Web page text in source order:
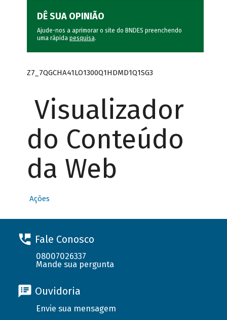
DÊ SUA OPINIÃO
Ajude-nos a aprimorar o site do BNDES preenchendo
uma rápida pesquisa.
Z7_7QGCHA41LO1300Q1HDMD1Q1SG3
Visualizador
do Conteúdo
da Web
Ações
Fale Conosco
08007026337
Mande sua pergunta
Ouvidoria
Envie sua mensagem